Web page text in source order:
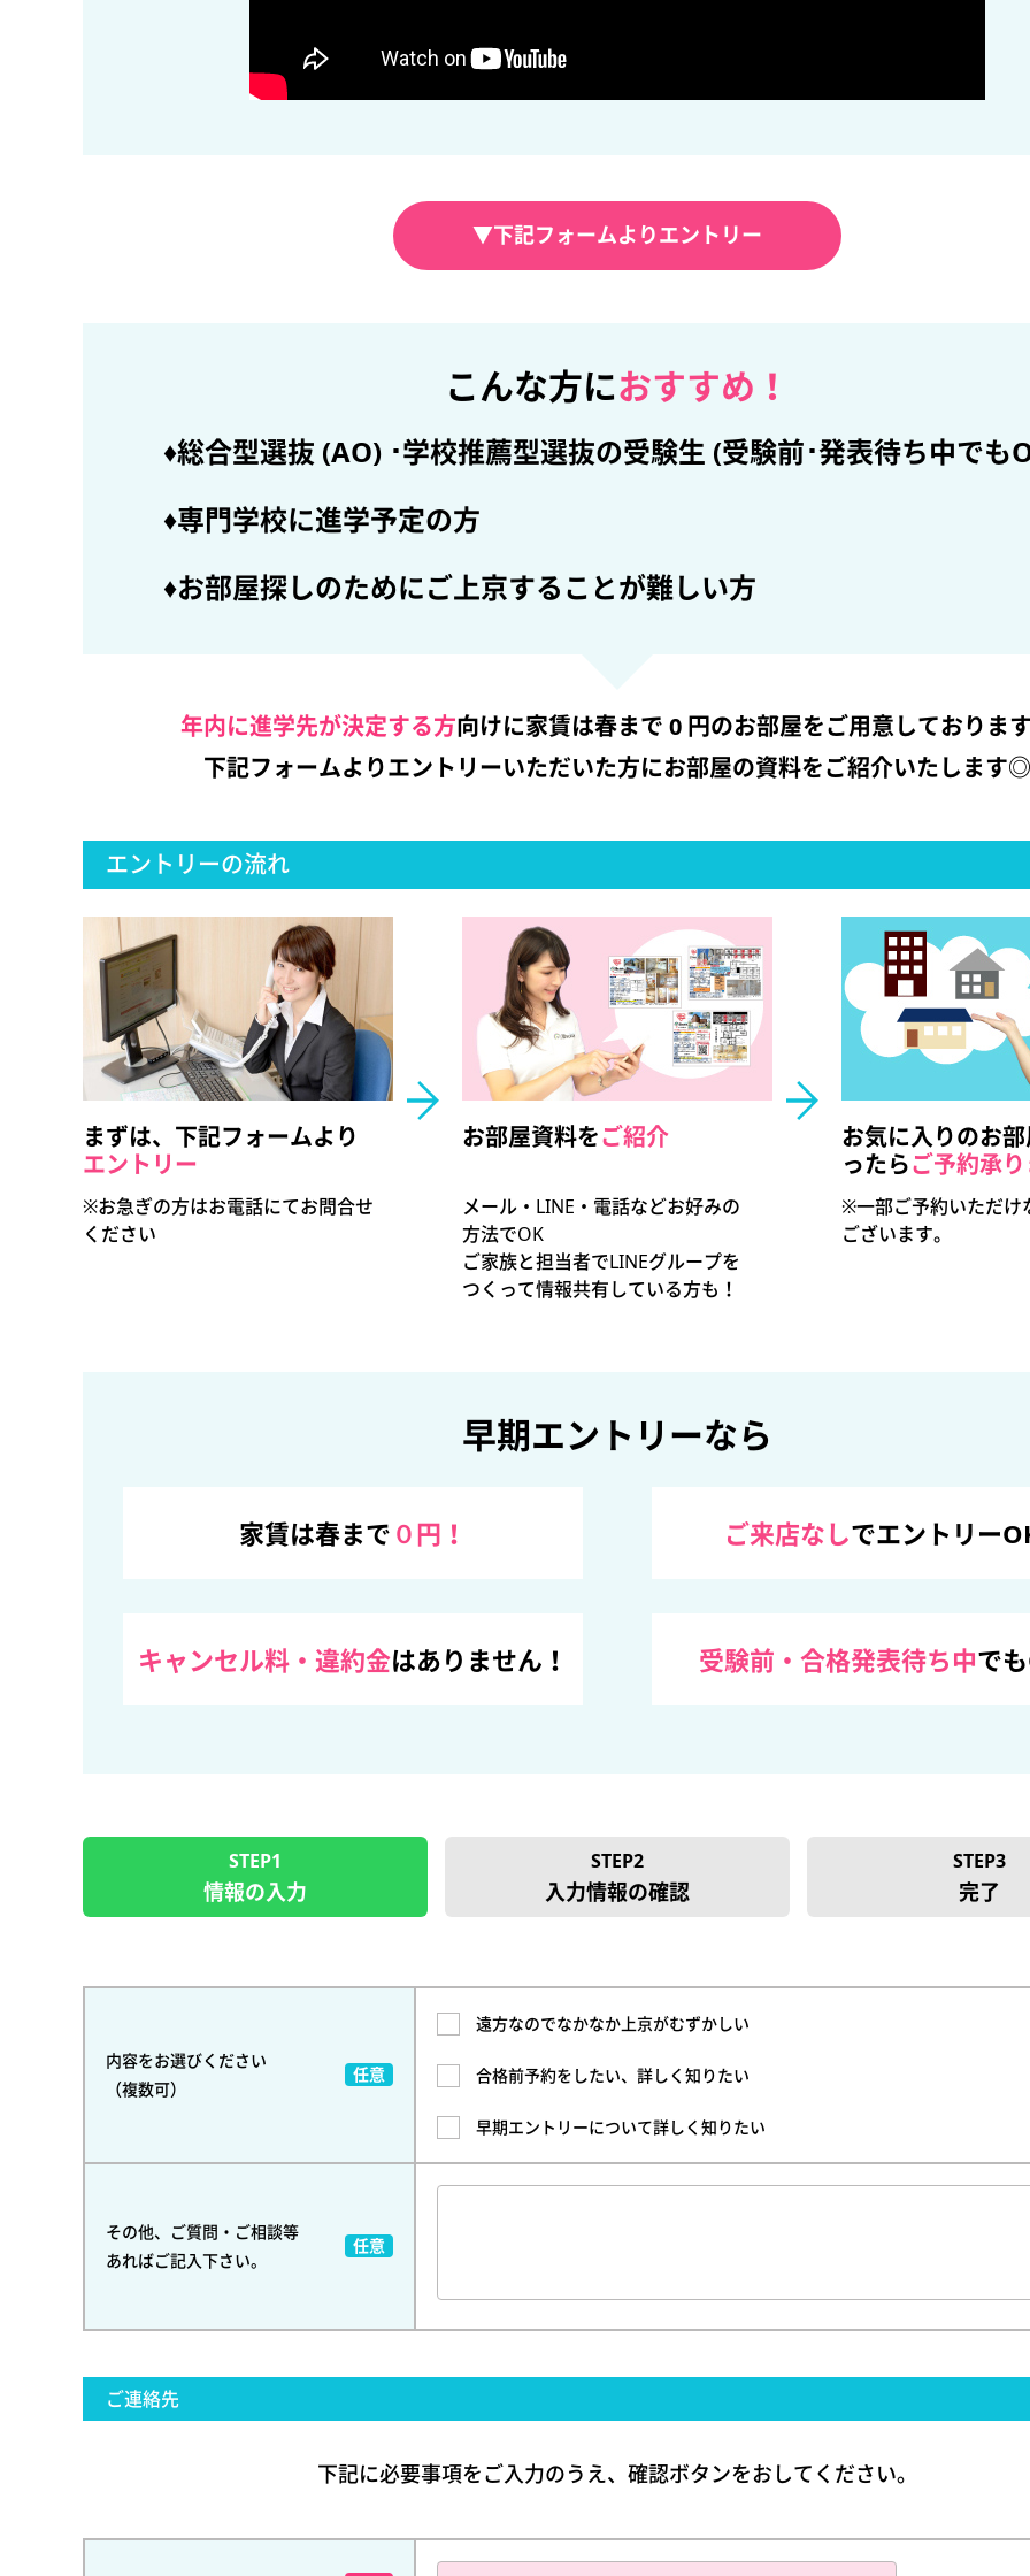
▼下記フォームよりエントリー
こんな方におすすめ！
♦総合型選抜 (AO) ･学校推薦型選抜の受験生 (受験前･発表待ち中でも
♦専門学校に進学予定の方
♦お部屋探しのためにご上京することが難しい方
年内に進学先が決定する方向けに家賃は春まで 0 円のお部屋をご用意しておりま
下記フォームよりエントリーいただいた方にお部屋の資料をご紹介いたします◎
エントリーの流れ
まずは、下記フォームより
エントリー
※お急ぎの方はお電話にてお問合せ
ください
お部屋資料をご紹介
メール・LINE・電話などお好みの
方法でOK
ご家族と担当者でLINEグループを
つくって情報共有している方も！
お気に入りのお
ったらご予約承
※一部ご予約いただけ
ございます。
早期エントリーなら
家賃は春まで ０円！ ご来店なしでエントリー
キャンセル料・違約金はありません！ 受験前・合格発表待ち中で
STEP1
情報の入力
STEP2
入力情報の確認
STEP3
完了
内容をお選びください
（複数可）
遠方なのでなかなか上京がむずかしい
合格前予約をしたい、詳しく知りたい
早期エントリーについて詳しく知りたい
その他、ご質問・ご相談等
あればご記入下さい。
ご連絡先
下記に必要事項をご入力のうえ、確認ボタンをおしてください。